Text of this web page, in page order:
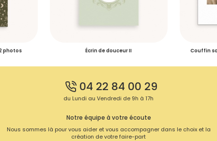
photos Écrin de douceur II Couffin
04 22 84 00 29
du Lundi au Vendredi de 9h à 17h
Notre équipe à votre écoute
Nous sommes là pour vous aider et vous accompagner dans le choix et la
création de votre faire-part